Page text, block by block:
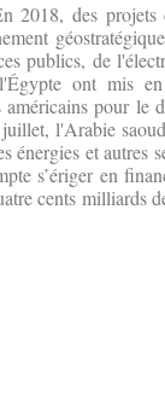
2018, des projets
publics, de
ont mis
pour le
l'Arabie
et autres
s’ériger en
cents milliards